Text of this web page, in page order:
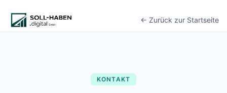
← Zurück zur Startseite
KONTAKT
Finanzbuchhaltung auslagern
E-Rechnung und Peppol